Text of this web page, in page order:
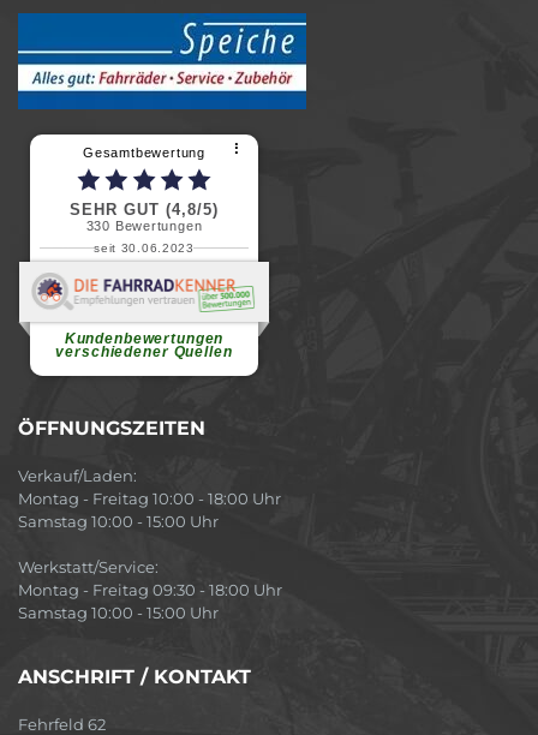
Gesamtbewertung ⠇
SEHR GUT (4,8/5)
330 Bewertungen
seit 30.06.2023
Kundenbewertungen
verschiedener Quellen
Renate H.
Vielen Dank für ein herzliches
ÖFFNUNGSZEITEN
Verkauf/Laden:
Montag - Freitag 10:00 - 18:00 Uhr
Samstag 10:00 - 15:00 Uhr
Werkstatt/Service:
Montag - Freitag 09:30 - 18:00 Uhr
Samstag 10:00 - 15:00 Uhr
ANSCHRIFT / KONTAKT
Fehrfeld 62